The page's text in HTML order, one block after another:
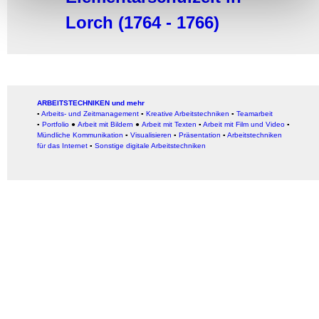
Lorch (1764 - 1766)
ARBEITSTECHNIKEN und mehr
▪ Arbeits- und Zeitmanagement ▪ Kreative Arbeitstechniken ▪ Teamarbeit
▪ Portfolio ● Arbeit mit Bildern ● Arbeit mit Texten ▪ Arbeit mit Film und Video ▪
Mündliche Kommunikation ▪ Visualisieren ▪ Präsentation ▪ Arbeitstechniken
für das Internet ▪ Sonstige digitale Arbeitstechniken